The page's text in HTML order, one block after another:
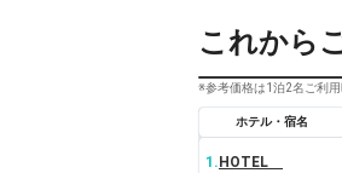
これから
※参考価格は1泊2名ご利
ホテル・宿名
1.HOTEL